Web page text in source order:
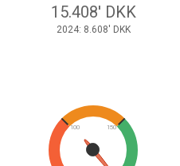
15.408' DKK
2024: 8.608' DKK
100 150